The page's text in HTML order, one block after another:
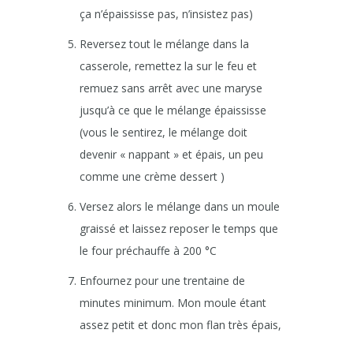
ça n’épaississe pas, n’insistez pas)
Reversez tout le mélange dans la
casserole, remettez la sur le feu et
remuez sans arrêt avec une maryse
jusqu’à ce que le mélange épaississe
(vous le sentirez, le mélange doit
devenir « nappant » et épais, un peu
comme une crème dessert )
Versez alors le mélange dans un moule
graissé et laissez reposer le temps que
le four préchauffe à 200 °C
Enfournez pour une trentaine de
minutes minimum. Mon moule étant
assez petit et donc mon flan très épais,